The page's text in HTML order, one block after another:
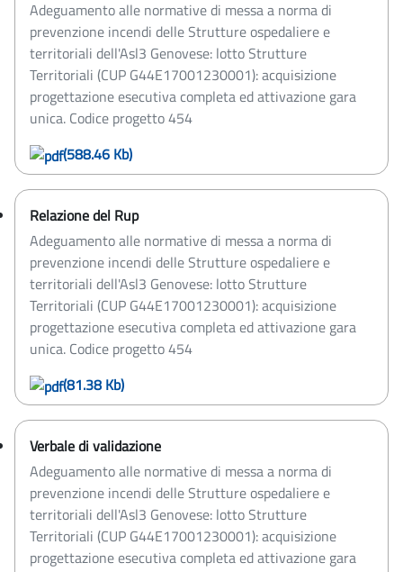
Adeguamento alle normative di messa a norma di
prevenzione incendi delle Strutture ospedaliere e
territoriali dell'Asl3 Genovese: lotto Strutture
Territoriali (CUP G44E17001230001): acquisizione
progettazione esecutiva completa ed attivazione gara
unica. Codice progetto 454
(588.46 Kb)
Relazione del Rup
Adeguamento alle normative di messa a norma di
prevenzione incendi delle Strutture ospedaliere e
territoriali dell'Asl3 Genovese: lotto Strutture
Territoriali (CUP G44E17001230001): acquisizione
progettazione esecutiva completa ed attivazione gara
unica. Codice progetto 454
(81.38 Kb)
Verbale di validazione
Adeguamento alle normative di messa a norma di
prevenzione incendi delle Strutture ospedaliere e
territoriali dell'Asl3 Genovese: lotto Strutture
Territoriali (CUP G44E17001230001): acquisizione
progettazione esecutiva completa ed attivazione gara